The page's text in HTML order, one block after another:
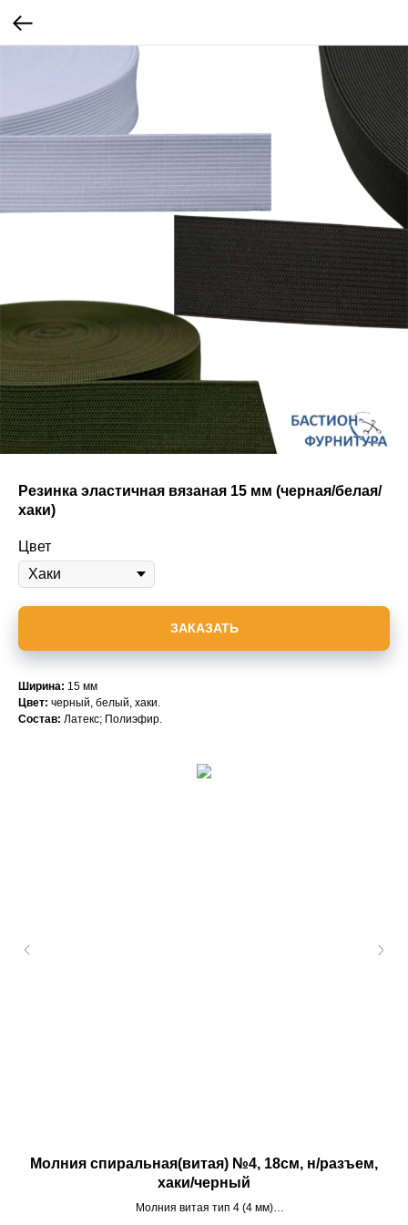
Резинка эластичная вязаная 15 мм (черная/белая/
хаки)
Цвет
ЗАКАЗАТЬ
Ширина: 15 мм
Цвет: черный, белый, хаки.
Состав: Латекс; Полиэфир.
Молния спиральная(витая) №4, 18см, н/разъем,
хаки/черный
Молния витая тип 4 (4 мм)